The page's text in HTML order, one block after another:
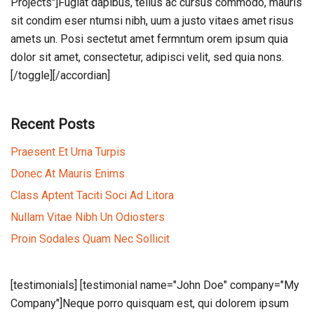
sit condim eser ntumsi nibh, uum a justo vitaes amet risus
amets un. Posi sectetut amet fermntum orem ipsum quia
dolor sit amet, consectetur, adipisci velit, sed quia nons.
[/toggle][/accordian]
Recent Posts
Praesent Et Urna Turpis
Donec At Mauris Enims
Class Aptent Taciti Soci Ad Litora
Nullam Vitae Nibh Un Odiosters
Proin Sodales Quam Nec Sollicit
[testimonials] [testimonial name="John Doe" company="My
Company"]Neque porro quisquam est, qui dolorem ipsum